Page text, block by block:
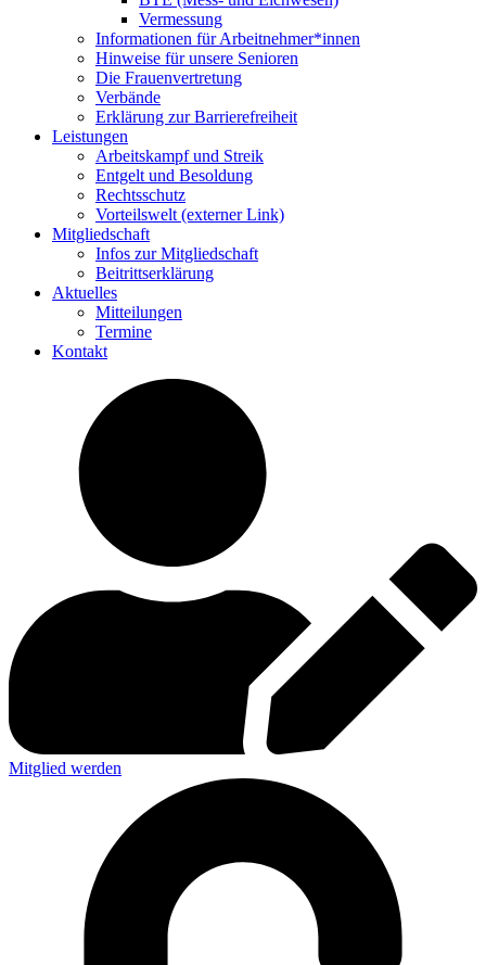
Vermes­sung
Infor­ma­tionen für Arbeitnehmer*innen
Hinweise für unsere Senioren
Die Frau­en­ver­tre­tung
Verbände
Erklä­rung zur Barrierefreiheit
Leis­tungen
Arbeits­kampf und Streik
Entgelt und Besoldung
Rechts­schutz
Vorteils­welt (externer Link)
Mitglied­schaft
Infos zur Mitgliedschaft
Beitritts­er­klä­rung
Aktu­elles
Mittei­lungen
Termine
Kontakt
Mitglied werden